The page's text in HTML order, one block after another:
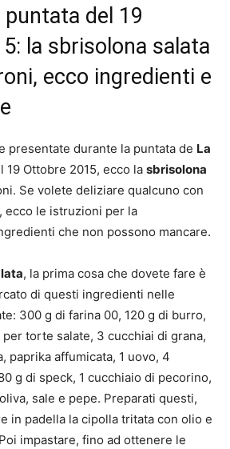
del 19
la sbrisolona salata
ecco ingredienti e
presentate durante la puntata de La
19 Ottobre 2015, ecco la sbrisolona
Se volete deliziare qualcuno con
ecco le istruzioni per la
che non possono mancare.
, la prima cosa che dovete fare è
di questi ingredienti nelle
300 g di farina 00, 120 g di burro,
torte salate, 3 cucchiai di grana,
paprika affumicata, 1 uovo, 4
g di speck, 1 cucchiaio di pecorino,
sale e pepe. Preparati questi,
in padella la cipolla tritata con olio e
impastare, fino ad ottenere le